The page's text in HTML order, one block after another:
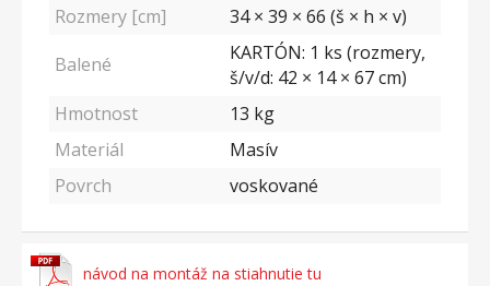
Rozmery [cm]
34 × 39 × 66 (š × h × v)
Balené
KARTÓN: 1 ks (rozmery,
š/v/d: 42 × 14 × 67 cm)
Hmotnost
13 kg
Materiál
Masív
Povrch
voskované
návod na montáž na stiahnutie tu